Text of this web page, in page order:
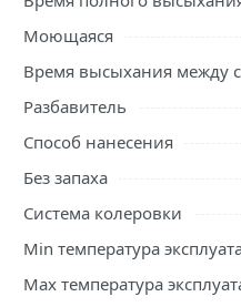
Моющаяся
Время высыхания между
Разбавитель
Способ нанесения
Без запаха
Система колеровки
Min температура
Max температура